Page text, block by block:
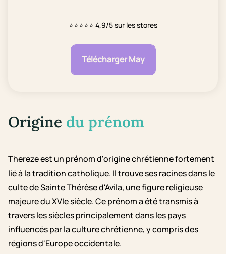
⭐⭐⭐⭐⭐ 4,9/5 sur les stores
Télécharger May
Origine du prénom
Thereze est un prénom d'origine chrétienne fortement
lié à la tradition catholique. Il trouve ses racines dans le
culte de Sainte Thérèse d'Avila, une figure religieuse
majeure du XVIe siècle. Ce prénom a été transmis à
travers les siècles principalement dans les pays
influencés par la culture chrétienne, y compris des
régions d'Europe occidentale.